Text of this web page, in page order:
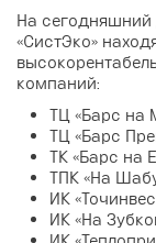
На
«СистЭко»
компаний:
ТЦ «Барс на
ТЦ «Барс
ТК «Барс на
ТПК «На
ИК
ИК «На